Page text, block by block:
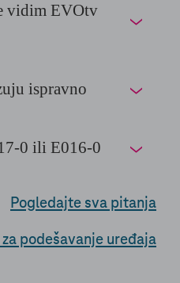
vidim EVOtv
ispravno
0 ili E016-0
Pogledajte sva pitanja
podešavanje uređaja